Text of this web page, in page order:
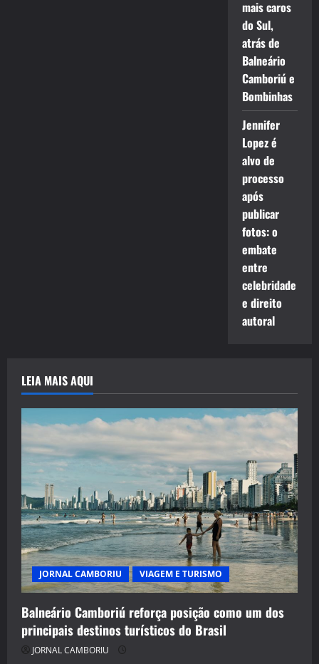
mais caros
do Sul,
atrás de
Balneário
Camboriú e
Bombinhas
Jennifer
Lopez é
alvo de
processo
após
publicar
fotos: o
embate
entre
celebridade
e direito
autoral
LEIA MAIS AQUI
JORNAL CAMBORIU VIAGEM E TURISMO
Balneário Camboriú reforça posição como um dos
principais destinos turísticos do Brasil
JORNAL CAMBORIU